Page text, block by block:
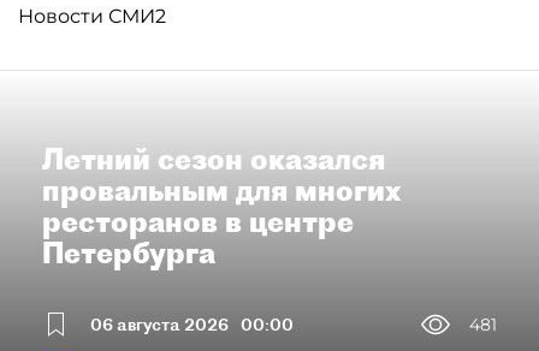
Новости СМИ2
Летний сезон оказался
провальным для многих
ресторанов в центре
Петербурга
06 августа 2026 00:00
481